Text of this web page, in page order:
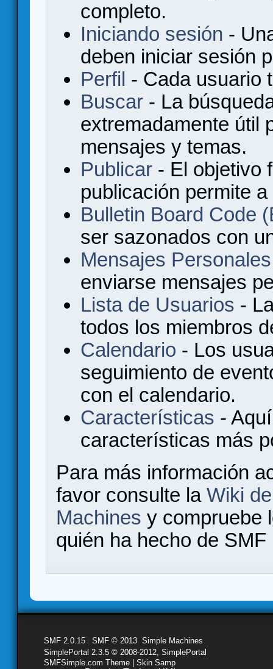
completo.
Iniciando sesión -
deben iniciar sesión
Perfil - Cada usuario
Buscar - La
extremadamente útil
mensajes y temas.
Publicar - El objetivo
publicación permite
Bulletin Board Code
ser sazonados con
Mensajes Personales
enviarse mensajes
Lista de Usuarios -
todos los miembros
Calendario - Los
seguimiento de
con el calendario.
Características -
características más
Para más información
favor consulte la Wiki
Machines y compruebe
quién ha hecho de
SMF 2.0.15 SMF © 2013 Simple Machines
SimplePortal 2.3.5 © 2008-2012, SimplePortal
SMFSimple.com Theme | Skin Samp